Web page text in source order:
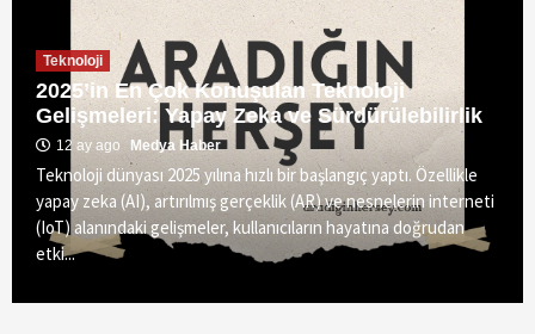
Teknoloji
2025’in En Çok Konuşulan Teknoloji
Gelişmeleri: Yapay Zeka ve Sürdürülebilirlik
12 ay ago Medya Haber
Teknoloji dünyası 2025 yılına hızlı bir başlangıç yaptı. Özellikle
yapay zeka (AI), artırılmış gerçeklik (AR) ve nesnelerin interneti
(IoT) alanındaki gelişmeler, kullanıcıların hayatına doğrudan
etki...